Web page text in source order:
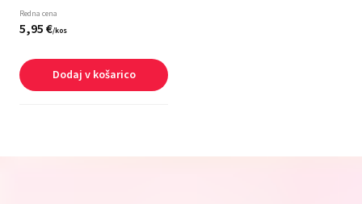
Redna cena
5,95€/kos
Dodaj v košarico